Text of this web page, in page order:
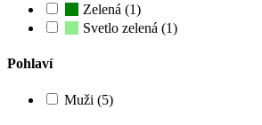
Zelená (1)
Svetlo zelená (1)
Pohlaví
Muži (5)